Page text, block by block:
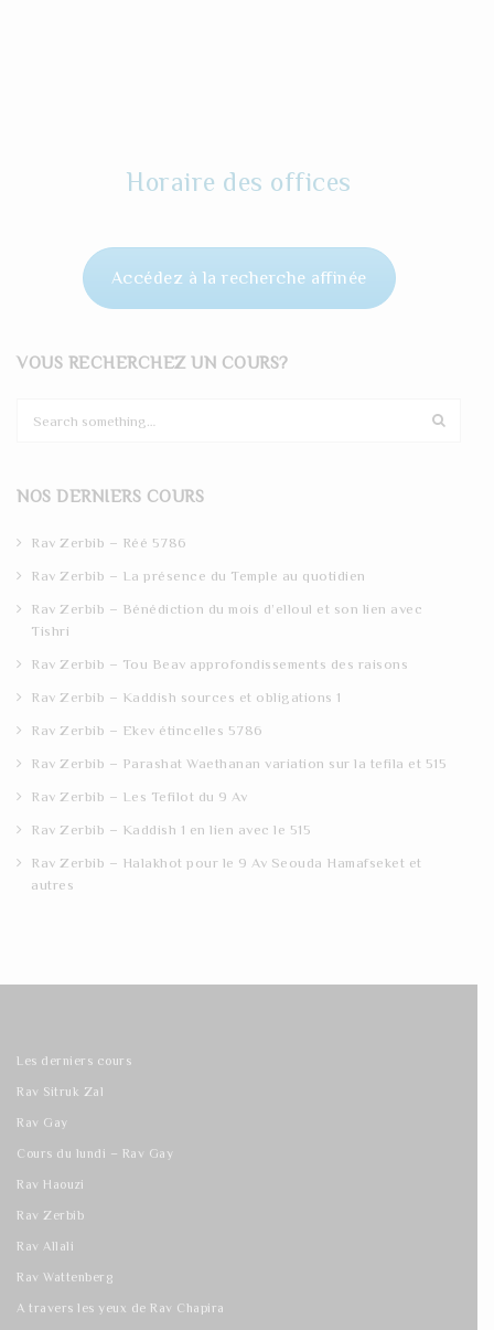
Horaire des offices
Accédez à la recherche affinée
VOUS RECHERCHEZ UN COURS?
c
NOS DERNIERS COURS
Rav Zerbib – Réé 5786
Rav Zerbib – La présence du Temple au quotidien
Rav Zerbib – Bénédiction du mois d’elloul et son lien avec
Tishri
Rav Zerbib – Tou Beav approfondissements des raisons
Rav Zerbib – Kaddish sources et obligations 1
Rav Zerbib – Ekev étincelles 5786
Rav Zerbib – Parashat Waethanan variation sur la tefila et 515
Rav Zerbib – Les Tefilot du 9 Av
Rav Zerbib – Kaddish 1 en lien avec le 515
Rav Zerbib – Halakhot pour le 9 Av Seouda Hamafseket et
autres
Les derniers cours
Rav Sitruk Zal
Rav Gay
Cours du lundi – Rav Gay
Rav Haouzi
Rav Zerbib
Rav Allali
Rav Wattenberg
A travers les yeux de Rav Chapira